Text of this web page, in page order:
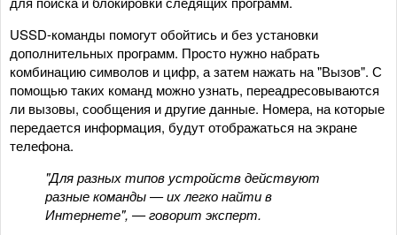
USSD-команды помогут обойтись и без установки
дополнительных программ. Просто нужно набрать
комбинацию символов и цифр, а затем нажать на "Вызов". С
помощью таких команд можно узнать, переадресовываются
ли вызовы, сообщения и другие данные. Номера, на которые
передается информация, будут отображаться на экране
телефона.
"Для разных типов устройств действуют
разные команды — их легко найти в
Интернете", — говорит эксперт.